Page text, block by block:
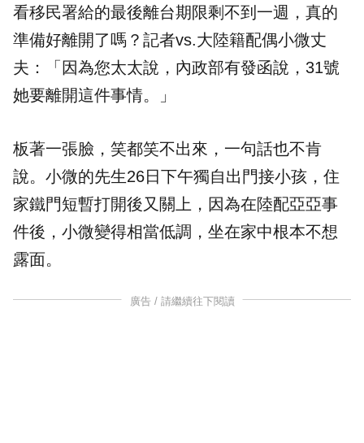
看移民署給的最後離台期限剩不到一週，真的
準備好離開了嗎？記者vs.大陸籍配偶小微丈
夫：「因為您太太說，內政部有發函說，31號
她要離開這件事情。」
板著一張臉，笑都笑不出來，一句話也不肯
說。小微的先生26日下午獨自出門接小孩，住
家鐵門短暫打開後又關上，因為在陸配亞亞事
件後，小微變得相當低調，坐在家中根本不想
露面。
廣告 / 請繼續往下閱讀